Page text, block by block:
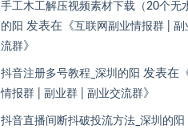
手工木工解压视频素材下载（20个无
的阳 发表在《互联网副业情报群 |
流群》
抖音注册多号教程_深圳的阳 发表在
情报群 | 副业群 | 副业交流群》
抖音直播间断抖破投流方法_深圳的阳